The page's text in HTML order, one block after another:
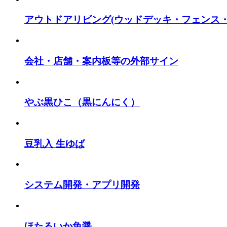
アウトドアリビング(ウッドデッキ・フェンス
会社・店舗・案内板等の外部サイン
やぶ黒ひこ（黒にんにく）
豆乳入 生ゆば
システム開発・アプリ開発